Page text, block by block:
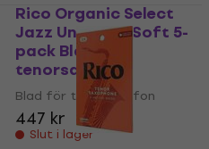
Rico Organic Select
Jazz Unfiled 4 Soft 5-
pack Blad för
tenorsaxofon
Blad för tenorsaxofon
447 kr
Slut i lager